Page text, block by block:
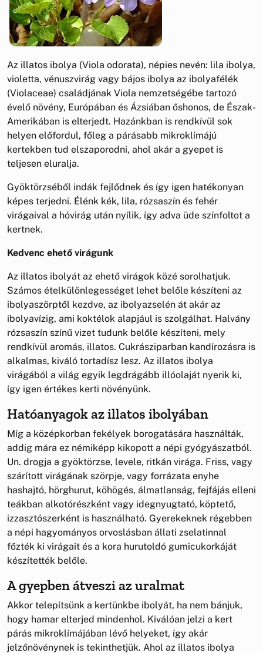
Az illatos ibolya (Viola odorata), népies nevén: lila ibolya,
violetta, vénuszvirág vagy bájos ibolya az ibolyafélék
(Violaceae) családjának Viola nemzetségébe tartozó
évelő növény, Európában és Ázsiában őshonos, de Észak-
Amerikában is elterjedt. Hazánkban is rendkívül sok
helyen előfordul, főleg a párásabb mikroklímájú
kertekben tud elszaporodni, ahol akár a gyepet is
teljesen eluralja.
Gyöktörzséből indák fejlődnek és így igen hatékonyan
képes terjedni. Élénk kék, lila, rózsaszín és fehér
virágaival a hóvirág után nyílik, így adva üde színfoltot a
kertnek.
Kedvenc ehető virágunk
Az illatos ibolyát az ehető virágok közé sorolhatjuk.
Számos ételkülönlegességet lehet belőle készíteni az
ibolyaszörptől kezdve, az ibolyazselén át akár az
ibolyavízig, ami koktélok alapjául is szolgálhat. Halvány
rózsaszín színű vizet tudunk belőle készíteni, mely
rendkívül aromás, illatos. Cukrásziparban kandírozásra is
alkalmas, kiváló tortadísz lesz. Az illatos ibolya
virágából a világ egyik legdrágább illóolaját nyerik ki,
így igen értékes kerti növényünk.
Hatóanyagok az illatos ibolyában
Míg a középkorban fekélyek borogatására használták,
addig mára ez némiképp kikopott a népi gyógyászatból.
Un. drogja a gyöktörzse, levele, ritkán virága. Friss, vagy
szárított virágának szörpje, vagy forrázata enyhe
hashajtó, hörghurut, köhögés, álmatlanság, fejfájás elleni
teákban alkotórészként vagy idegnyugtató, köptető,
izzasztószerként is használható. Gyerekeknek régebben
a népi hagyományos orvoslásban állati zselatinnal
főzték ki virágait és a kora hurutoldó gumicukorkáját
készítették belőle.
A gyepben átveszi az uralmat
Akkor telepítsünk a kertünkbe ibolyát, ha nem bánjuk,
hogy hamar elterjed mindenhol. Kiválóan jelzi a kert
párás mikroklímájában lévő helyeket, így akár
jelzőnövénynek is tekinthetjük. Ahol az illatos ibolya